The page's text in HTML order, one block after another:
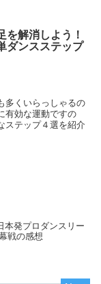
を解消しよう！
ダンスステップ
多くいらっしゃるの
有効な運動ですの
ステップ４選を紹介
本発プロダンスリー
戦の感想